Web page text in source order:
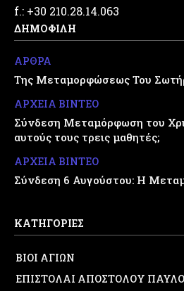
f.: +30 210.28.14.063
ΔΗΜΟΦΙΛΗ
ΑΡΘΡΑ
Της Μεταμορφώσεως Του
ΑΡΧΕΙΑ ΒΙΝΤΕΟ
Σύνδεση Μεταμόρφωση του
αυτούς τους τρεις μαθητές;
ΑΡΧΕΙΑ ΒΙΝΤΕΟ
Σύνδεση 6 Αυγούστου: Η
ΚΑΤΗΓΟΡΙΕΣ
ΒΙΟΙ ΑΓΙΩΝ
ΕΠΙΣΤΟΛΑΙ ΑΠΟΣΤΟΛΟΥ